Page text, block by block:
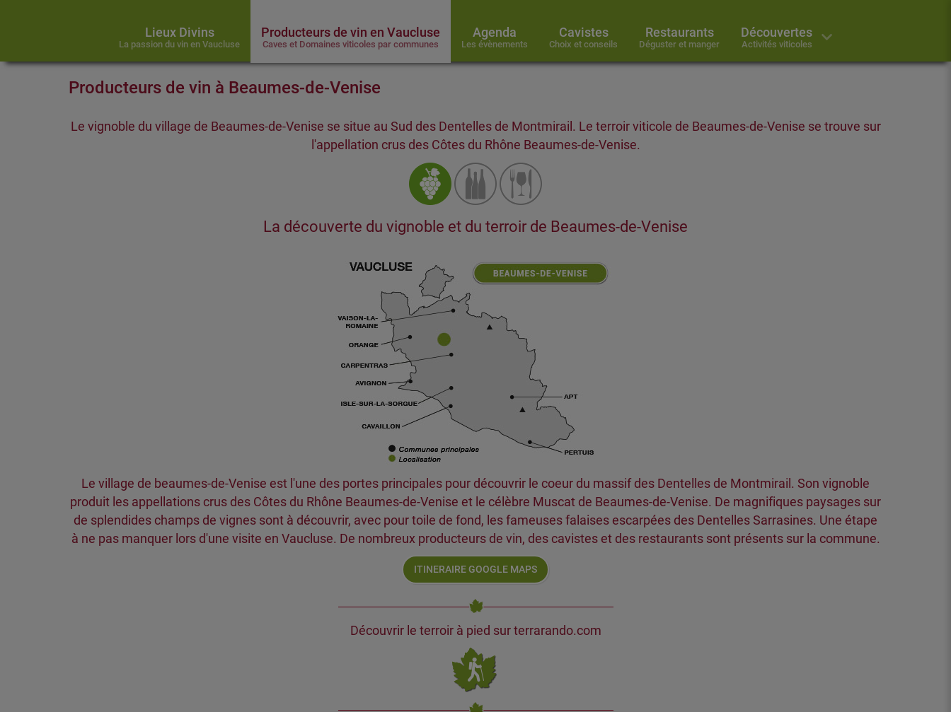
Lieux Divins
La passion du vin en Vaucluse
Producteurs de vin en Vaucluse
Caves et Domaines viticoles par communes
Agenda
Les évènements
Cavistes
Choix et conseils
Restaurants
Déguster et manger
Découvertes
Activités viticoles
Producteurs de vin à Beaumes-de-Venise
Le vignoble du village de Beaumes-de-Venise se situe au Sud des Dentelles de Montmirail. Le terroir viticole de Beaumes-de-Venise se trouve sur
l'appellation crus des Côtes du Rhône Beaumes-de-Venise.
La découverte du vignoble et du terroir de Beaumes-de-Venise
Le village de beaumes-de-Venise est l'une des portes principales pour découvrir le coeur du massif des Dentelles de Montmirail. Son vignoble
produit les appellations crus des Côtes du Rhône Beaumes-de-Venise et le célèbre Muscat de Beaumes-de-Venise. De magnifiques paysages sur
de splendides champs de vignes sont à découvrir, avec pour toile de fond, les fameuses falaises escarpées des Dentelles Sarrasines. Une étape
à ne pas manquer lors d'une visite en Vaucluse. De nombreux producteurs de vin, des cavistes et des restaurants sont présents sur la commune.
ITINERAIRE GOOGLE MAPS
Découvrir le terroir à pied sur terrarando.com